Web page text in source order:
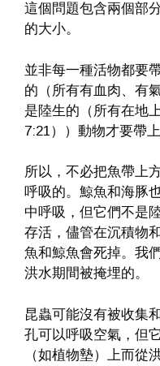
這個問題包含兩個部
的大小。
並非每一種活物都要
的（所有有血肉、有
是陸生的（所有在地
7:21））動物才要帶上
所以，不必把魚帶上
呼吸的。鯨魚和海豚
中呼吸，但它們不是
存活，儘管在沉積物
魚和鯨魚會死掉。我
洪水期間被掩埋的。
昆蟲可能沒有被收集
孔可以呼吸空氣，但
（如植物墊）上而從